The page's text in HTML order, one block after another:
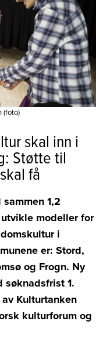
(foto)
skal inn i
Støtte til
få
1,2
modeller for
i
er: Stord,
og Frogn. Ny
søknadsfrist 1.
Kulturtanken
kulturforum og